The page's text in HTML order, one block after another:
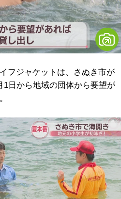
フジャケットは、さぬき市が
1日から地域の団体から要望が